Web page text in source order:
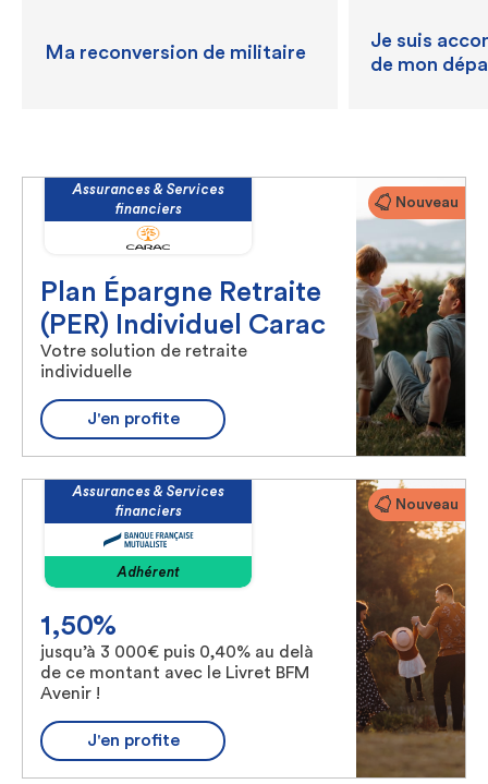
Ma reconversion de militaire
Je suis
de mon
Nouveau
Assurances & Services
financiers
Plan Épargne Retraite
(PER) Individuel Carac
Votre solution de retraite
individuelle
J'en profite
Nouveau
Assurances & Services
financiers
Adhérent
1,50%
jusqu’à 3 000€ puis 0,40% au delà
de ce montant avec le Livret BFM
Avenir !
J'en profite